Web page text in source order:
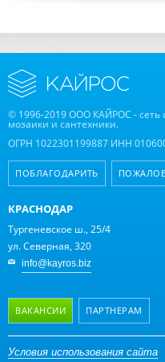
© 1996-2019 ООО КАЙРОС - сеть
мозаики и сантехники.
ОГРН 1022301199887 ИНН
ПОБЛАГОДАРИТЬ
КРАСНОДАР
Тургеневское ш., 25/4
ул. Северная, 320
info@kayros.biz
ВАКАНСИИ ПАРТНЕРАМ
Дизайнерам
Условия использования сайта